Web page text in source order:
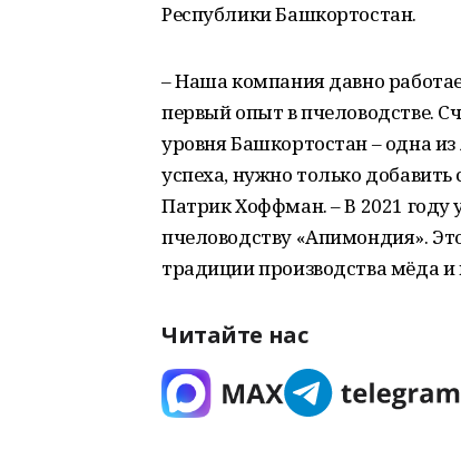
Республики Башкортостан.
– Наша компания давно
первый опыт в пчеловодстве.
уровня Башкортостан – одна
успеха, нужно только
Патрик Хоффман. – В 2021 году
пчеловодству «Апимондия».
традиции производства мёда
Читайте нас